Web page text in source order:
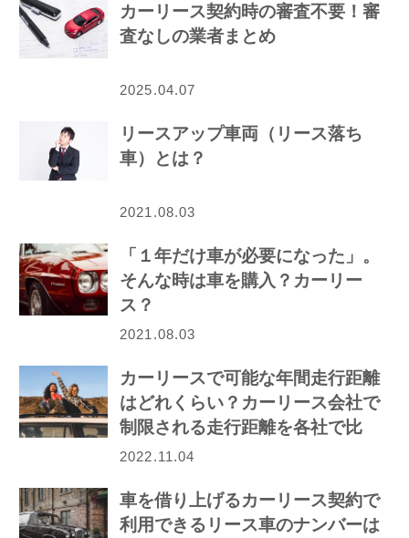
カーリース契約時の審査不要！審
査なしの業者まとめ
2025.04.07
リースアップ車両（リース落ち
車）とは？
2021.08.03
「１年だけ車が必要になった」。
そんな時は車を購入？カーリー
ス？
2021.08.03
カーリースで可能な年間走行距離
はどれくらい？カーリース会社で
制限される走行距離を各社で比
較！
2022.11.04
車を借り上げるカーリース契約で
利用できるリース車のナンバーは